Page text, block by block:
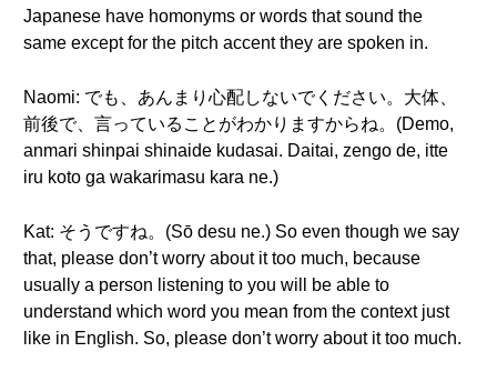
Japanese have homonyms or words that sound the
same except for the pitch accent they are spoken in.
Naomi: でも、あんまり心配しないでください。大体、
前後で、言っていることがわかりますからね。(Demo,
anmari shinpai shinaide kudasai. Daitai, zengo de, itte
iru koto ga wakarimasu kara ne.)
Kat: そうですね。(Sō desu ne.) So even though we say
that, please don’t worry about it too much, because
usually a person listening to you will be able to
understand which word you mean from the context just
like in English. So, please don’t worry about it too much.